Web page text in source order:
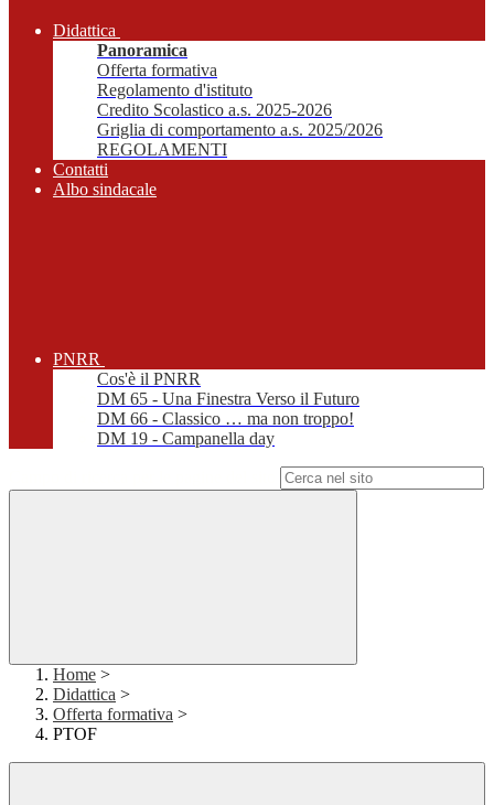
Didattica
Panoramica
Offerta formativa
Regolamento d'istituto
Credito Scolastico a.s. 2025-2026
Griglia di comportamento a.s. 2025/2026
REGOLAMENTI
Contatti
Albo sindacale
PNRR
Cos'è il PNRR
DM 65 - Una Finestra Verso il Futuro
DM 66 - Classico … ma non troppo!
DM 19 - Campanella day
Home >
Didattica >
Offerta formativa >
PTOF